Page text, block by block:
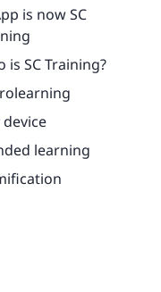
is now SC
is SC Training?
device
learning